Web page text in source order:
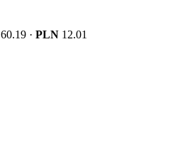
60.19 · PLN 12.01